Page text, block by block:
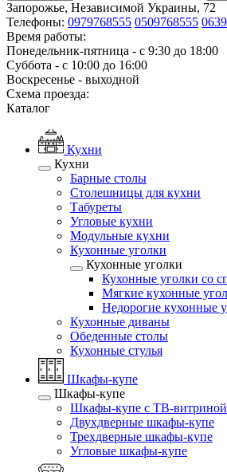
Запорожье, Независимой Украины, 72
Телефоны: 0979768555 0509768555
Время работы:
Понедельник-пятница - с 9:30 до 18:00
Суббота - с 10:00 до 16:00
Воскресенье - выходной
Схема проезда:
Каталог
Кухни
Кухни
Барные столы
Столешницы для кухни
Табуреты
Угловые кухни
Модульные кухни
Кухонные уголки
Кухонные уголки
Кухонные уголки со
Мягкие кухонные
Недорогие кухонные
Кухонные диваны
Обеденные столы
Кухонные стулья
Шкафы-купе
Шкафы-купе
Шкафы-купе с ТВ-витриной
Двухдверные шкафы-купе
Трехдверные шкафы-купе
Угловые шкафы-купе